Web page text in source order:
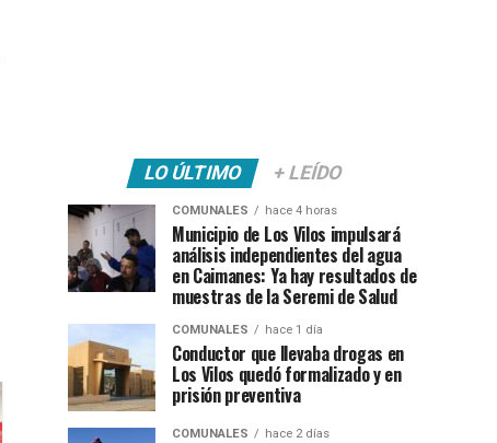
LO ÚLTIMO + LEÍDO
COMUNALES hace 4 horas
Municipio de Los Vilos impulsará
análisis independientes del agua
en Caimanes: Ya hay resultados de
muestras de la Seremi de Salud
COMUNALES hace 1 día
Conductor que llevaba drogas en
Los Vilos quedó formalizado y en
prisión preventiva
COMUNALES hace 2 días